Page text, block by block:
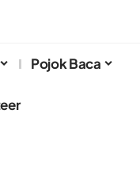
Pojok Baca